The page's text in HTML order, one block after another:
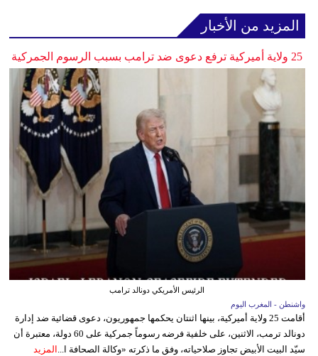
المزيد من الأخبار
25 ولاية أميركية ترفع دعوى ضد ترامب بسبب الرسوم الجمركية
الرئيس الأمريكي دونالد ترامب
واشنطن - المغرب اليوم
أقامت 25 ولاية أميركية، بينها اثنتان يحكمها جمهوريون، دعوى قضائية ضد إدارة
دونالد ترمب، الاثنين، على خلفية فرضه رسوماً جمركية على 60 دولة، معتبرة أن
سيّد البيت الأبيض تجاوز صلاحياته، وفق ما ذكرته «وكالة الصحافة ا... المزيد